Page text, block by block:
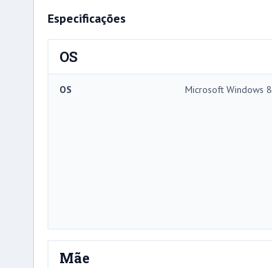
Especificações
OS
OS Microsoft Windows 8
Mãe